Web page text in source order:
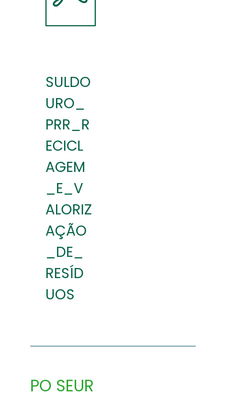
SULDO
URO_
PRR_R
ECICL
AGEM
_E_V
ALORIZ
AÇÃO
_DE_
RESÍD
UOS
PO SEUR